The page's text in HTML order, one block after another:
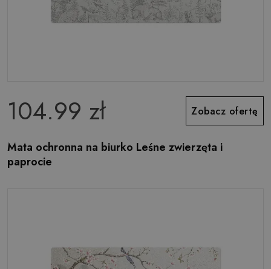
104.99 zł Zobacz ofertę
Mata ochronna na biurko Leśne zwierzęta i
paprocie